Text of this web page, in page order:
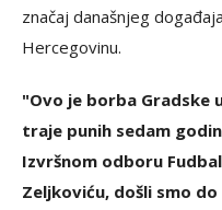
značaj današnjeg
Hercegovinu.
"Ovo je borba Gradske
traje punih sedam
Izvršnom odboru
Zeljkoviću, došli smo